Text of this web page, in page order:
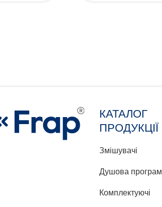
КАТАЛОГ
ПРОДУКЦІЇ
Змішувачі
Душова
Комплектуючі